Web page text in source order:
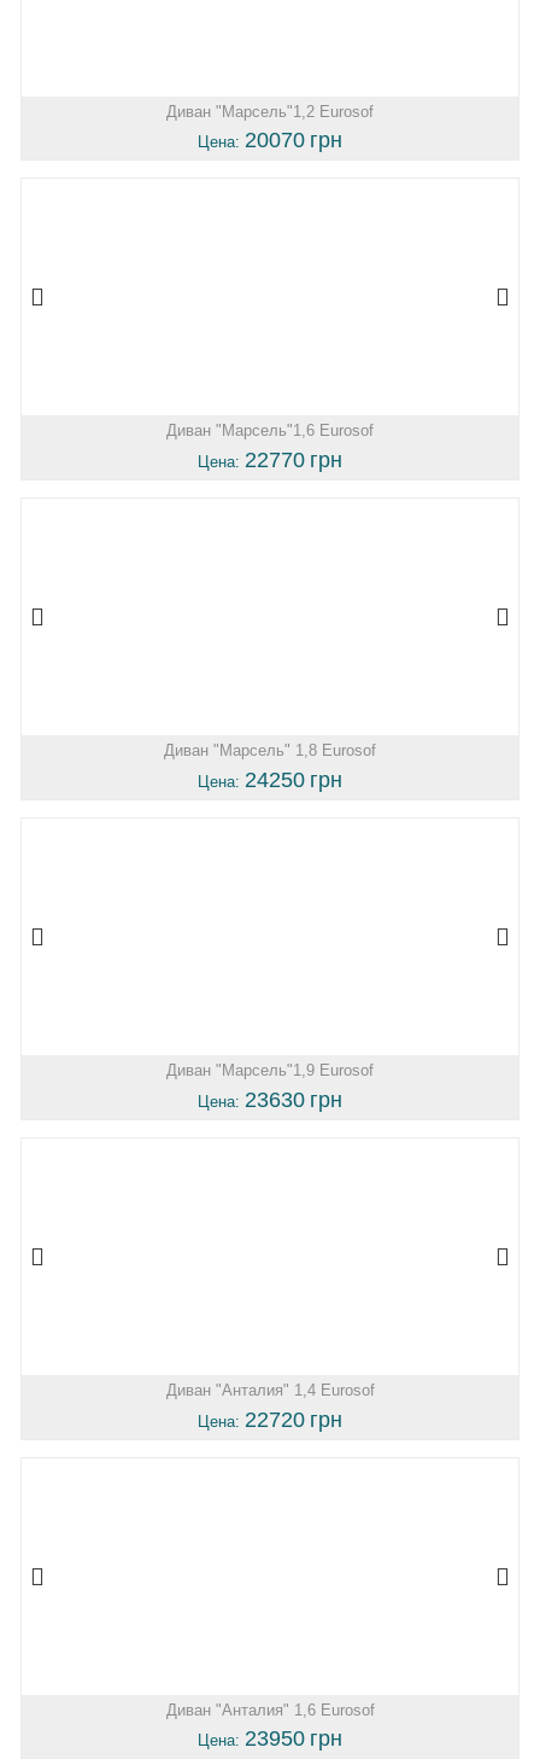
Диван "Марсель"1,2 Eurosof
Цена: 20070 грн
Диван "Марсель"1,6 Eurosof
Цена: 22770 грн
Диван "Марсель" 1,8 Eurosof
Цена: 24250 грн
Диван "Марсель"1,9 Eurosof
Цена: 23630 грн
Диван "Анталия" 1,4 Eurosof
Цена: 22720 грн
Диван "Анталия" 1,6 Eurosof
Цена: 23950 грн